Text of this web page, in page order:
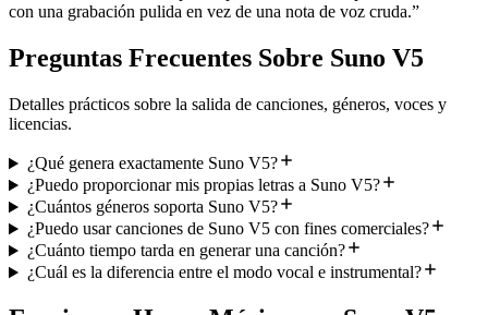
con una grabación pulida en vez de una nota de voz cruda.”
Preguntas Frecuentes Sobre Suno V5
Detalles prácticos sobre la salida de canciones, géneros, voces y
licencias.
¿Qué genera exactamente Suno V5?
¿Puedo proporcionar mis propias letras a Suno V5?
¿Cuántos géneros soporta Suno V5?
¿Puedo usar canciones de Suno V5 con fines comerciales?
¿Cuánto tiempo tarda en generar una canción?
¿Cuál es la diferencia entre el modo vocal e instrumental?